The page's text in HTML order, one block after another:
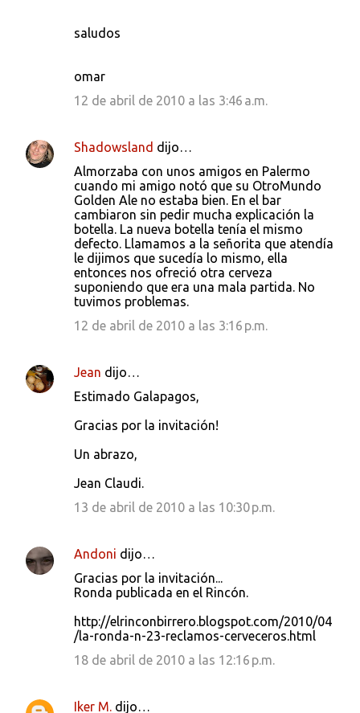
saludos
omar
12 de abril de 2010 a las 3:46 a.m.
Shadowsland dijo…
Almorzaba con unos amigos en Palermo
cuando mi amigo notó que su OtroMundo
Golden Ale no estaba bien. En el bar
cambiaron sin pedir mucha explicación la
botella. La nueva botella tenía el mismo
defecto. Llamamos a la señorita que atendía
le dijimos que sucedía lo mismo, ella
entonces nos ofreció otra cerveza
suponiendo que era una mala partida. No
tuvimos problemas.
12 de abril de 2010 a las 3:16 p.m.
Jean dijo…
Estimado Galapagos,
Gracias por la invitación!
Un abrazo,
Jean Claudi.
13 de abril de 2010 a las 10:30 p.m.
Andoni dijo…
Gracias por la invitación...
Ronda publicada en el Rincón.
http://elrinconbirrero.blogspot.com/2010/04
/la-ronda-n-23-reclamos-cerveceros.html
18 de abril de 2010 a las 12:16 p.m.
Iker M. dijo…